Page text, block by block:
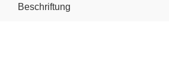
Beschriftung